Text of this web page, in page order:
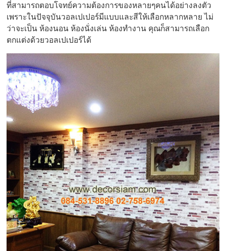
ที่สามารถตอบโจทย์ความต้องการของหลายๆคนได้อย่างลงตัว
เพราะในปัจจุบันวอลเปเปอร์มีแบบและสีให้เลือกหลากหลาย ไม่
ว่าจะเป็น ห้องนอน ห้องนั่งเล่น ห้องทำงาน คุณก็สามารถเลือก
ตกแต่งด้วยวอลเปเปอร์ได้